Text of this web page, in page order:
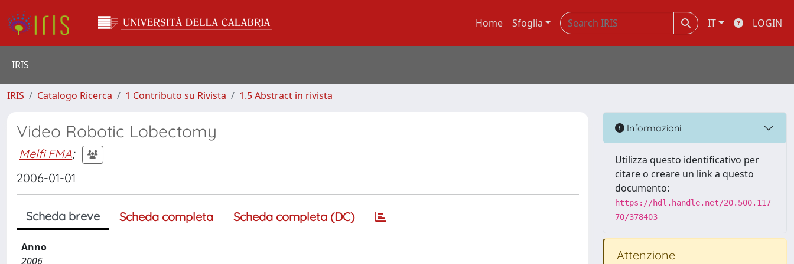
Home Sfoglia IT LOGIN
IRIS
IRIS Catalogo Ricerca 1 Contributo su Rivista 1.5 Abstract in rivista
Video Robotic Lobectomy
Melfi FMA;
2006-01-01
Scheda breve Scheda completa Scheda completa (DC)
Anno
2006
Informazioni
Utilizza questo identificativo per
citare o creare un link a questo
documento:
https://hdl.handle.net/20.500.117
70/378403
Attenzione